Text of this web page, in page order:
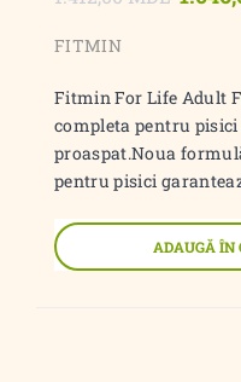
FITMIN
Fitmin For Life Adult
completa pentru pisici
proaspat.Noua
pentru pisici
ADAUGĂ ÎN